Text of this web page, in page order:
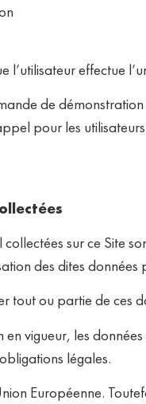
l’utilisateur effectue
de
pour les
sur ce Site
des dites données
tout ou partie de ces
vigueur, les
légales.
Européenne.